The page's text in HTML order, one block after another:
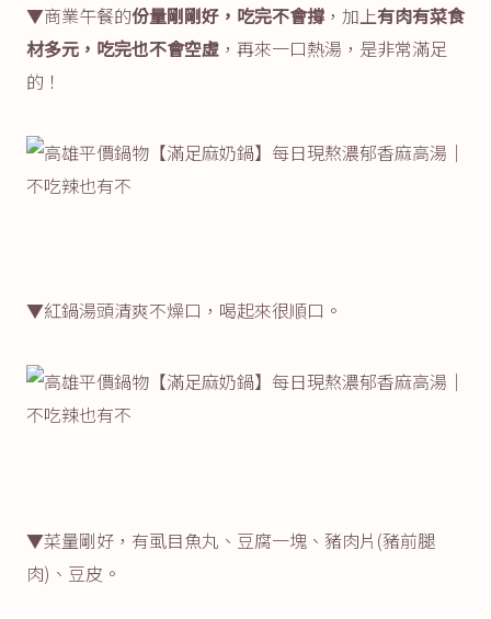
▼商業午餐的份量剛剛好，吃完不會撐 ，加上有肉有菜食
材多元，吃完也不會空虛 ，再來一口熱湯，是非常滿足
的！
▼紅鍋湯頭清爽不燥口，喝起來很順口。
▼菜量剛好，有虱目魚丸、豆腐一塊、豬肉片(豬前腿
肉)、豆皮。